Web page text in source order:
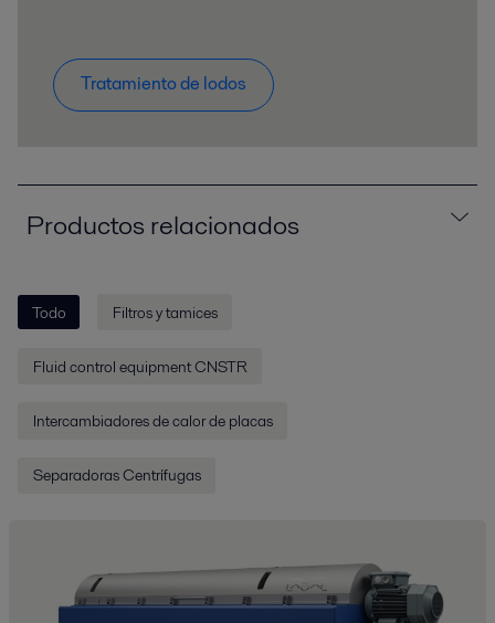
Tratamiento de lodos
Productos relacionados
Todo Filtros y tamices
Fluid control equipment CNSTR
Intercambiadores de calor de placas
Separadoras Centrífugas